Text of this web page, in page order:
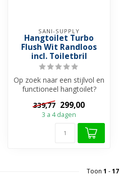
SANI-SUPPLY
Hangtoilet Turbo
Flush Wit Randloos
incl. Toiletbril
Op zoek naar een stijlvol en
functioneel hangtoilet?
Ontdek het Hangtoilet
Turbo...
339,77 299,00
3 a 4 dagen
Toon 1 -17